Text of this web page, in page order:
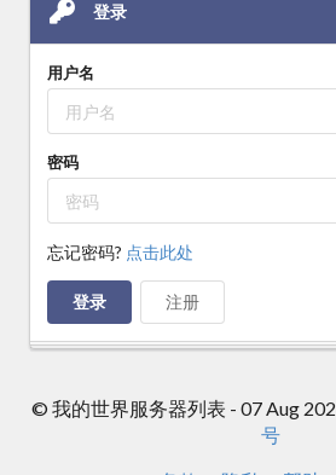
登录
用户名
密码
忘记密码? 点击此处
登录 注册
© 我的世界服务器列表 - 07 Aug
号